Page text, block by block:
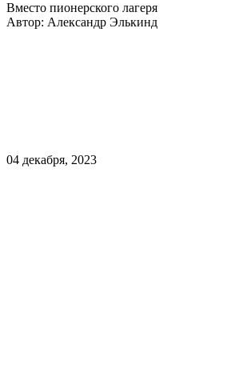
Вместо пионерского лагеря
Автор: Александр Элькинд
04 декабря, 2023